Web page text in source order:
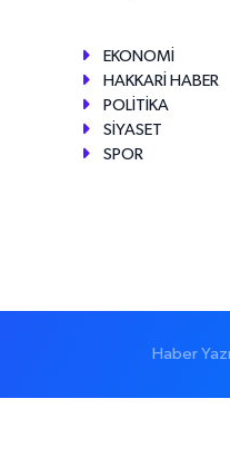
EKONOMİ
HAKKARİ HABER
POLİTİKA
SİYASET
SPOR
Haber